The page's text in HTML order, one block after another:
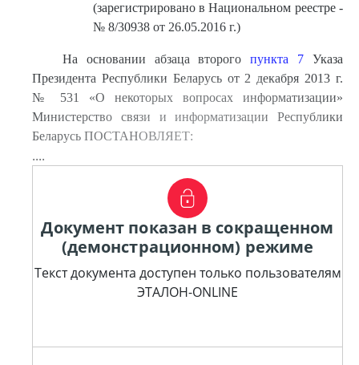
(зарегистрировано в Национальном реестре -
№ 8/30938 от 26.05.2016 г.)
На основании абзаца второгопункта 7 Указа
Президента Республики Беларусь от 2 декабря 2013 г.
№ 531 «О некоторых вопросах информатизации»
Министерство связи и информатизации Республики
Беларусь ПОСТАНОВЛЯЕТ:
....
Документ показан в сокращенном
(демонстрационном) режиме
Текст документа доступен только пользователям
ЭТАЛОН-ONLINE